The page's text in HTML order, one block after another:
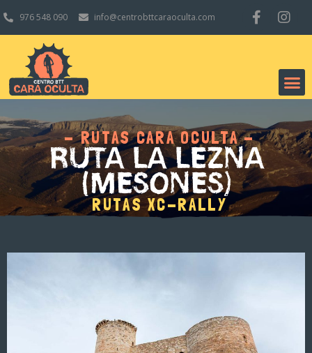
976 548 090 info@centrobttcaraoculta.com
- RUTAS CARA OCULTA -
RUTA LA LEZNA
(MESONES)
RUTAS XC-RALLY